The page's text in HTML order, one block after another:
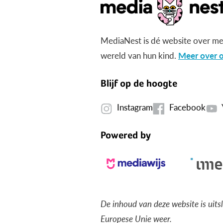
MediaNest is dé website over
wereld van hun kind. Meer over
Blijf op de hoogte
Instagram Facebook
Powered by
De inhoud van deze website is
Europese Unie weer.